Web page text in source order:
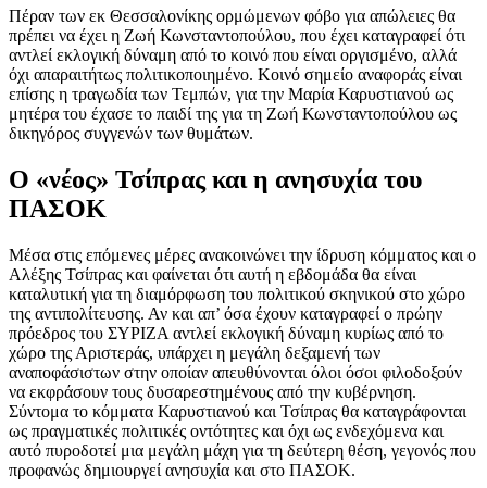
Πέραν των εκ Θεσσαλονίκης ορμώμενων φόβο για απώλειες θα
πρέπει να έχει η Ζωή Κωνσταντοπούλου, που έχει καταγραφεί ότι
αντλεί εκλογική δύναμη από το κοινό που είναι οργισμένο, αλλά
όχι απαραιτήτως πολιτικοποιημένο. Κοινό σημείο αναφοράς είναι
επίσης η τραγωδία των Τεμπών, για την Μαρία Καρυστιανού ως
μητέρα του έχασε το παιδί της για τη Ζωή Κωνσταντοπούλου ως
δικηγόρος συγγενών των θυμάτων.
Ο «νέος» Τσίπρας και η ανησυχία του
ΠΑΣΟΚ
Μέσα στις επόμενες μέρες ανακοινώνει την ίδρυση κόμματος και ο
Αλέξης Τσίπρας και φαίνεται ότι αυτή η εβδομάδα θα είναι
καταλυτική για τη διαμόρφωση του πολιτικού σκηνικού στο χώρο
της αντιπολίτευσης. Αν και απ’ όσα έχουν καταγραφεί ο πρώην
πρόεδρος του ΣΥΡΙΖΑ αντλεί εκλογική δύναμη κυρίως από το
χώρο της Αριστεράς, υπάρχει η μεγάλη δεξαμενή των
αναποφάσιστων στην οποίαν απευθύνονται όλοι όσοι φιλοδοξούν
να εκφράσουν τους δυσαρεστημένους από την κυβέρνηση.
Σύντομα το κόμματα Καρυστιανού και Τσίπρας θα καταγράφονται
ως πραγματικές πολιτικές οντότητες και όχι ως ενδεχόμενα και
αυτό πυροδοτεί μια μεγάλη μάχη για τη δεύτερη θέση, γεγονός που
προφανώς δημιουργεί ανησυχία και στο ΠΑΣΟΚ.